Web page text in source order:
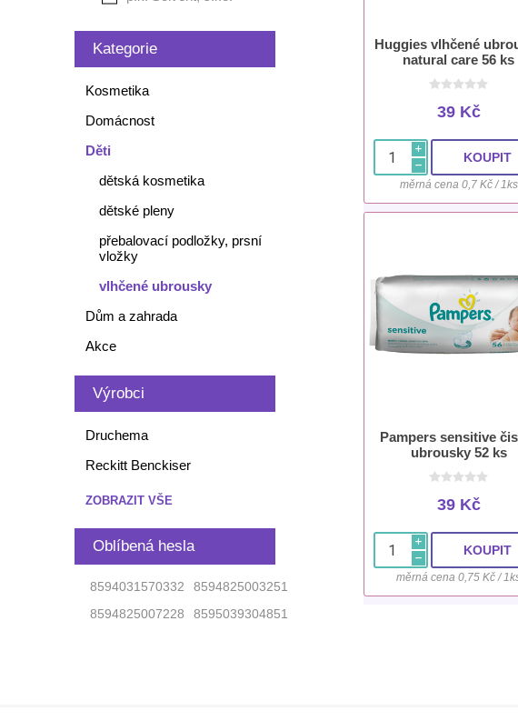
Huggies vlhčené
natural care 56 ks
39 Kč
i
h
měrná cena 0,7 Kč / 1ks
Pampers sensitive
ubrousky 52 ks
39 Kč
i
h
měrná cena 0,75 Kč /
Kategorie
Kosmetika
Domácnost
Děti
dětská kosmetika
dětské pleny
přebalovací podložky, prsní
vložky
vlhčené ubrousky
Dům a zahrada
Akce
Výrobci
Druchema
Reckitt Benckiser
ZOBRAZIT VŠE
Oblíbená hesla
8594031570332
8594825003251
8594825007228
8595039304851